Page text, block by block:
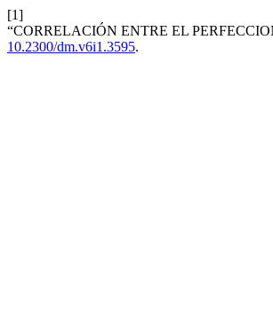
[1]
“CORRELACIÓN ENTRE EL
10.2300/dm.v6i1.3595.